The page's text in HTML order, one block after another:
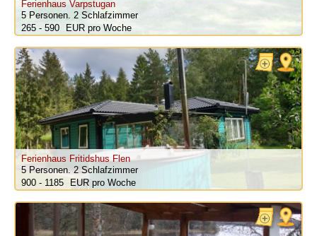
Ferienhaus Varpstugan
5 Personen. 2 Schlafzimmer
265 - 590
pro Woche
Ferienhaus Fritidshus Flen
5 Personen.2 Schlafzimmer
900 - 1185
pro Woche